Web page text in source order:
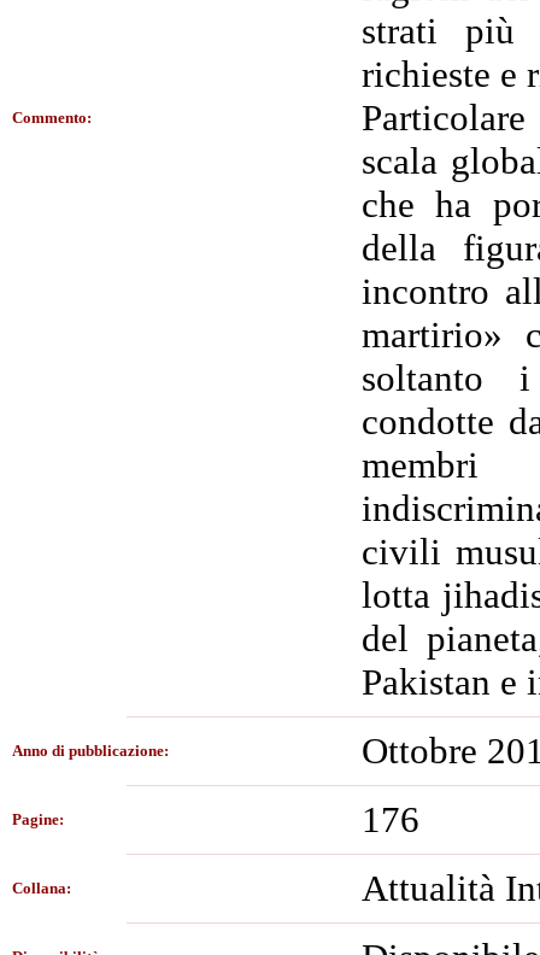
Commento:
strati più
richieste e
scala
che ha
della
incontro
martirio»
soltanto
condotte
civili
lotta
del
Pakistan e
Anno di pubblicazione: Ottobre
Pagine: 176
Collana: Attualità